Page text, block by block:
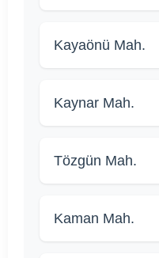
Kayaönü Mah.
Kaynar Mah.
Tözgün Mah.
Kaman Mah.